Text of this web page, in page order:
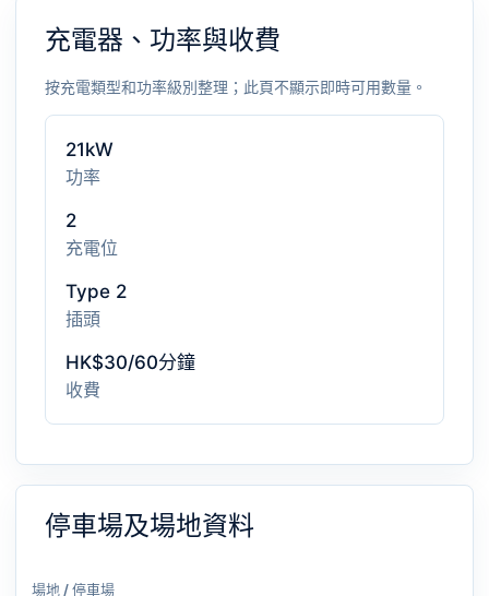
充電器、功率與收費
按充電類型和功率級別整理；此頁不顯示即時可用數量。
21kW
功率
2
充電位
Type 2
插頭
HK$30/60分鐘
收費
停車場及場地資料
場地 / 停車場